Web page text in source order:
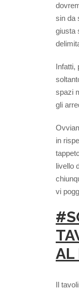
sin da
giusta
Infatti,
spazi
gli
in
livello
vi
AL
Il